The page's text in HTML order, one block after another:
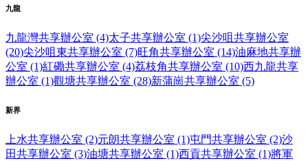
九龍
九龍灣共享辦公室 (4)太子共享辦公室 (1)尖沙咀共享辦公室
(20)尖沙咀東共享辦公室 (7)旺角共享辦公室 (14)油麻地共享辦
公室 (1)紅磡共享辦公室 (4)荔枝角共享辦公室 (10)西九龍共享
辦公室 (1)觀塘共享辦公室 (28)新蒲崗共享辦公室 (5)
新界
上水共享辦公室 (2)元朗共享辦公室 (1)屯門共享辦公室 (2)沙
田共享辦公室 (3)油塘共享辦公室 (1)西貢共享辦公室 (1)將軍